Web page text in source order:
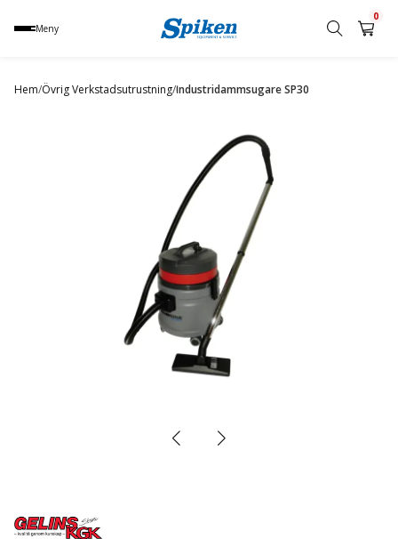
Meny
namn,
0
Hem/Övrig Verkstadsutrustning/Industridammsugare SP30